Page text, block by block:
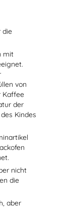
die
mit
von
Kaffee
der
Kindes
nicht
die
aber